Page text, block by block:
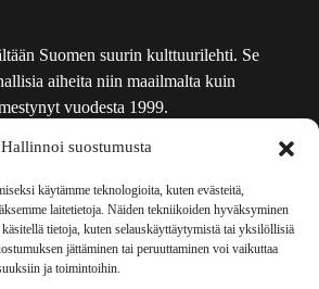
Hallinnoi suostumusta
käytämme teknologioita, kuten evästeitä,
laitetietoja. Näiden tekniikoiden hyväksyminen
tietoja, kuten selauskäyttäytymistä tai yksilöllisiä
jättäminen tai peruuttaminen voi vaikuttaa
ja toimintoihin.
Suomen suurin kulttuurilehti. Se
aiheita niin maailmalta kuin
vuodesta 1999.